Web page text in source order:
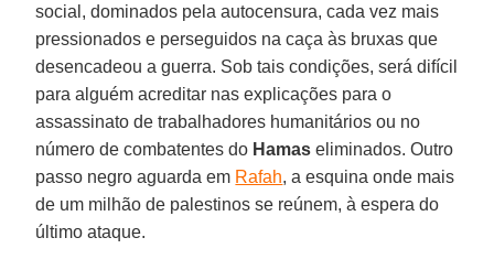
social, dominados pela autocensura, cada vez mais
pressionados e perseguidos na caça às bruxas que
desencadeou a guerra. Sob tais condições, será difícil
para alguém acreditar nas explicações para o
assassinato de trabalhadores humanitários ou no
número de combatentes do Hamas eliminados. Outro
passo negro aguarda em Rafah, a esquina onde mais
de um milhão de palestinos se reúnem, à espera do
último ataque.